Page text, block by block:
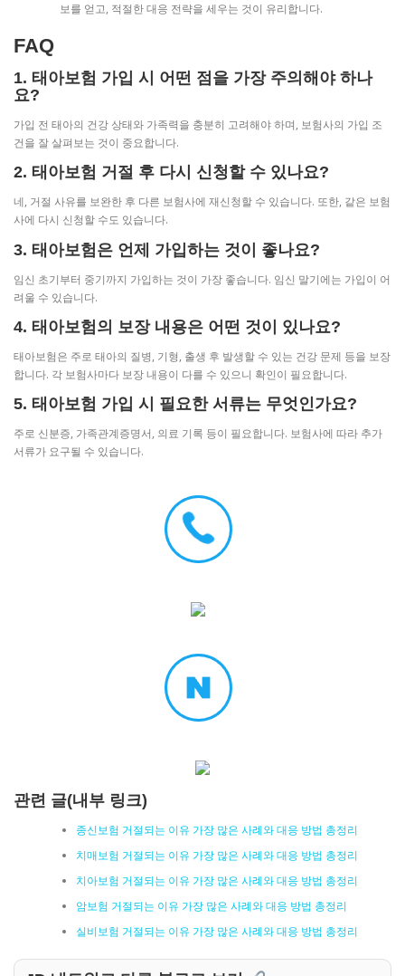
보를 얻고, 적절한 대응 전략을 세우는 것이 유리합니다.
FAQ
1. 태아보험 가입 시 어떤 점을 가장 주의해야 하나
요?
가입 전 태아의 건강 상태와 가족력을 충분히 고려해야 하며, 보험사의 가입 조
건을 잘 살펴보는 것이 중요합니다.
2. 태아보험 거절 후 다시 신청할 수 있나요?
네, 거절 사유를 보완한 후 다른 보험사에 재신청할 수 있습니다. 또한, 같은 보험
사에 다시 신청할 수도 있습니다.
3. 태아보험은 언제 가입하는 것이 좋나요?
임신 초기부터 중기까지 가입하는 것이 가장 좋습니다. 임신 말기에는 가입이 어
려울 수 있습니다.
4. 태아보험의 보장 내용은 어떤 것이 있나요?
태아보험은 주로 태아의 질병, 기형, 출생 후 발생할 수 있는 건강 문제 등을 보장
합니다. 각 보험사마다 보장 내용이 다를 수 있으니 확인이 필요합니다.
5. 태아보험 가입 시 필요한 서류는 무엇인가요?
주로 신분증, 가족관계증명서, 의료 기록 등이 필요합니다. 보험사에 따라 추가
서류가 요구될 수 있습니다.
관련 글(내부 링크)
종신보험 거절되는 이유 가장 많은 사례와 대응 방법 총정리
치매보험 거절되는 이유 가장 많은 사례와 대응 방법 총정리
치아보험 거절되는 이유 가장 많은 사례와 대응 방법 총정리
암보험 거절되는 이유 가장 많은 사례와 대응 방법 총정리
실비보험 거절되는 이유 가장 많은 사례와 대응 방법 총정리